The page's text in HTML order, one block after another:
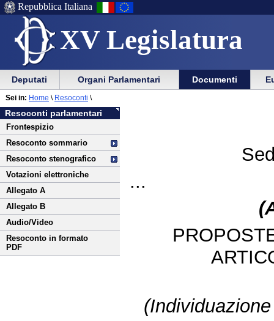
XV Legislatura
Menu
di
ausilio
alla
navigazione
Vai
Menu
di
navigazione
principale
Repubblica Italiana
Menu
di
navigazione
principale
Vai
menu
di
sezione
Deputati Organi Parlamentari Documenti
Vai
al
contenuto
Resoconti parlamentari
Frontespizio
Resoconto sommario
Resoconto stenografico
Votazioni elettroniche
Allegato A
Allegato B
Audio/Video
Resoconto in formato
PDF
Sei in: Home \ Resoconti \
...